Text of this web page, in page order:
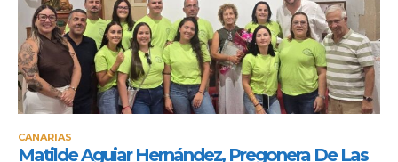
CANARIAS
Matilde Aguiar Hernández, Pregonera De Las